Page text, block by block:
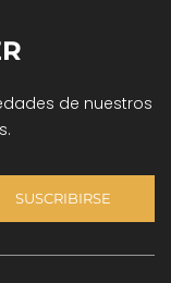
de nuestros
SUSCRIBIRSE